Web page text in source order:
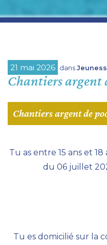
21 mai 2026 dans
Chantiers argent
Chantiers argent de
Tu as entre 15 ans et
du 06 juillet
Tu es domicilié sur la